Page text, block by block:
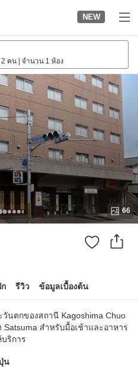
NEW
คน จำนวน 1 ห้อง
66
รีวิว ข้อมูลเบื้องต้น
นตกของสถานี Kagoshima Chuo
สำหรับมื้อเช้าและอาหาร
ริการ
น